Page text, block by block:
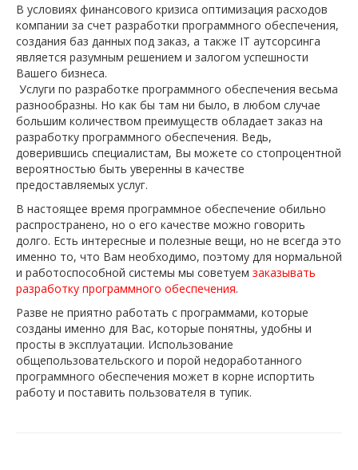
В условиях финансового кризиса оптимизация расходов
компании за счет разработки программного обеспечения,
создания баз данных под заказ, а также IT аутсорсинга
является разумным решением и залогом успешности
Вашего бизнеса.
Услуги по разработке программного обеспечения весьма
разнообразны. Но как бы там ни было, в любом случае
большим количеством преимуществ обладает заказ на
разработку программного обеспечения. Ведь,
доверившись специалистам, Вы можете со стопроцентной
вероятностью быть уверенны в качестве
предоставляемых услуг.
В настоящее время программное обеспечение обильно
распространено, но о его качестве можно говорить
долго. Есть интересные и полезные вещи, но не всегда это
именно то, что Вам необходимо, поэтому для нормальной
и работоспособной системы мы советуем заказывать
разработку программного обеспечения.
Разве не приятно работать с программами, которые
созданы именно для Вас, которые понятны, удобны и
просты в эксплуатации. Использование
общепользовательского и порой недоработанного
программного обеспечения может в корне испортить
работу и поставить пользователя в тупик.